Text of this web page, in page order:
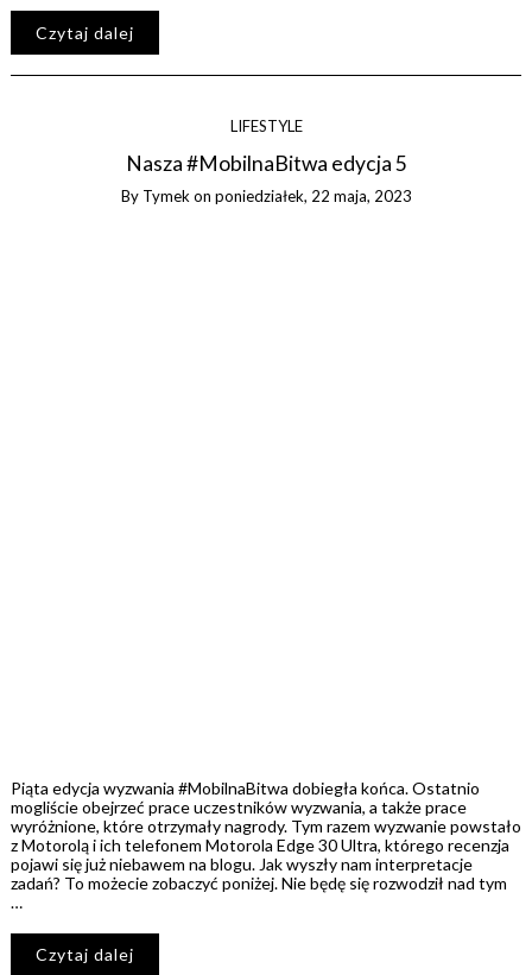
Czytaj dalej
LIFESTYLE
Nasza #MobilnaBitwa edycja 5
By Tymek on poniedziałek, 22 maja, 2023
Piąta edycja wyzwania #MobilnaBitwa dobiegła końca. Ostatnio
mogliście obejrzeć prace uczestników wyzwania, a także prace
wyróżnione, które otrzymały nagrody. Tym razem wyzwanie powstało
z Motorolą i ich telefonem Motorola Edge 30 Ultra, którego recenzja
pojawi się już niebawem na blogu. Jak wyszły nam interpretacje
zadań? To możecie zobaczyć poniżej. Nie będę się rozwodził nad tym
…
Czytaj dalej